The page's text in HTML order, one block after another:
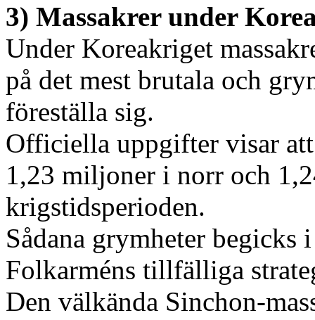
3) Massakrer under
Under Koreakriget
på det mest brutala och
föreställa sig.
Officiella uppgifter visar
1,23 miljoner i norr och
krigstidsperioden.
Sådana grymheter begicks
Folkarméns tillfälliga
Den välkända Sinchon-